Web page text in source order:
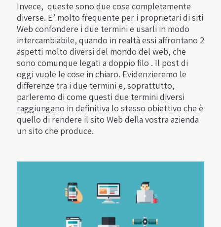
Invece, queste sono due cose completamente
diverse. E’ molto frequente per i proprietari di siti
Web confondere i due termini e usarli in modo
intercambiabile, quando in realtà essi affrontano 2
aspetti molto diversi del mondo del web, che
sono comunque legati a doppio filo . Il post di
oggi vuole le cose in chiaro. Evidenzieremo le
differenze tra i due termini e, soprattutto,
parleremo di come questi due termini diversi
raggiungano in definitiva lo stesso obiettivo che è
quello di rendere il sito Web della vostra azienda
un sito che produce.